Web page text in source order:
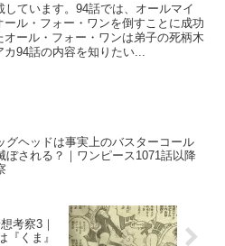
ています。94話では、オールマイ
ール・フォー・ワンを倒すことに成功
ール・フォー・ワンは弟子の死柄木
94話の内容を知りたい...
グヘッドは事実上のバスターコール
ぼされる？｜ワンピース1071話以降
考察3｜
くま』